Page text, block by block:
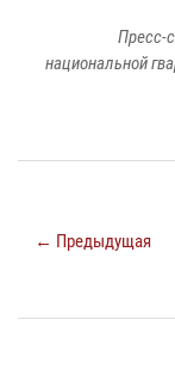
Пресс-
национальной
← Предыдущая